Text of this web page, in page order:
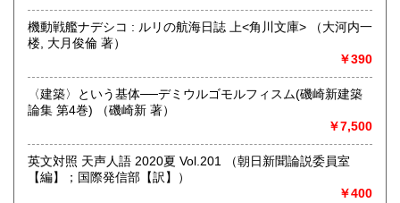
機動戦艦ナデシコ : ルリの航海日誌 上<角川文庫> （大河内一
楼, 大月俊倫 著）
￥390
〈建築〉という基体──デミウルゴモルフィスム(磯崎新建築
論集 第4巻) （磯崎新 著）
￥7,500
英文対照 天声人語 2020夏 Vol.201 （朝日新聞論説委員室
【編】；国際発信部【訳】）
￥400